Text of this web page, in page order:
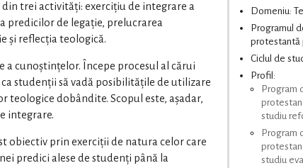
din trei activități: exercițiu de integrare a
predicilor de legație, prelucrarea
și reflecția teologică.
a cunoștințelor. Începe procesul al cărui
studenții să vadă posibilitățile de utilizare
teologice dobândite. Scopul este, așadar,
integrare.
obiectiv prin exerciții de natura celor care
predici alese de studenți până la
Domeniu:
Programul
protestantă
Ciclul de
Profil:
Program
studiu
Program
studiu